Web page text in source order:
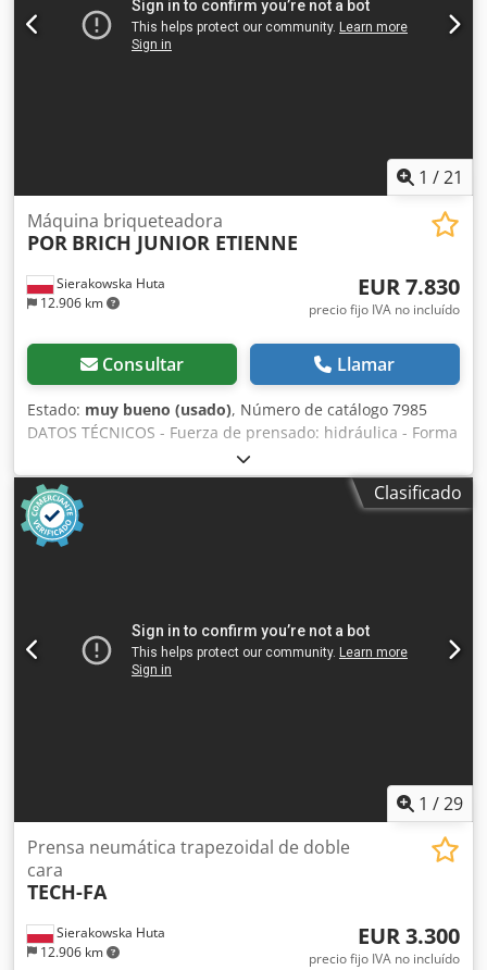
Rijksf Precio neto: 38.900 PLN Precio neto: 9.260 EUR según
tipo de cambio de 4,2 EUR (Los precios pueden variar en
caso de fluctuaciones)
1 /21
Sierakowska Huta
12.906 km
Máquina briqueteadora
POR BRICH JUNIOR ETIENNE
EUR 7.830
precio fijo IVA no incluído
Consultar Llamar
Estado: muy bueno (usado), Número de catálogo 7985
DATOS TÉCNICOS - Fuerza de prensado: hidráulica - Forma
del briquete: redonda - Diámetro del briquete: 50 mm -
Diámetro del depósito: 1000 mm - Rendimiento: hasta 10
briquetas/min, hasta aprox. 90 kg/h - Funcionamiento
automático de la máquina - Motor: 5,5kW - Dimensiones
(L/A/H): 1720x1100x1500 mm - Peso: aprox. 650 kg
cambio de 4,2 EUR/PLN Crsdpfezh Iy Eox Amkjf (Los precios
pueden variar con fluctuaciones significativas del tipo de
Clasificado
1 /29
Sierakowska Huta
12.906 km
Prensa neumática trapezoidal de doble
cara
TECH-FA
EUR 3.300
precio fijo IVA no incluído